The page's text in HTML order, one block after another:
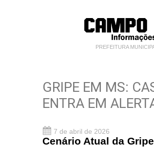
PREFEITURA
GRIPE EM MS:
ENTRA EM
7 de abril de 2026
Cenário Atual da